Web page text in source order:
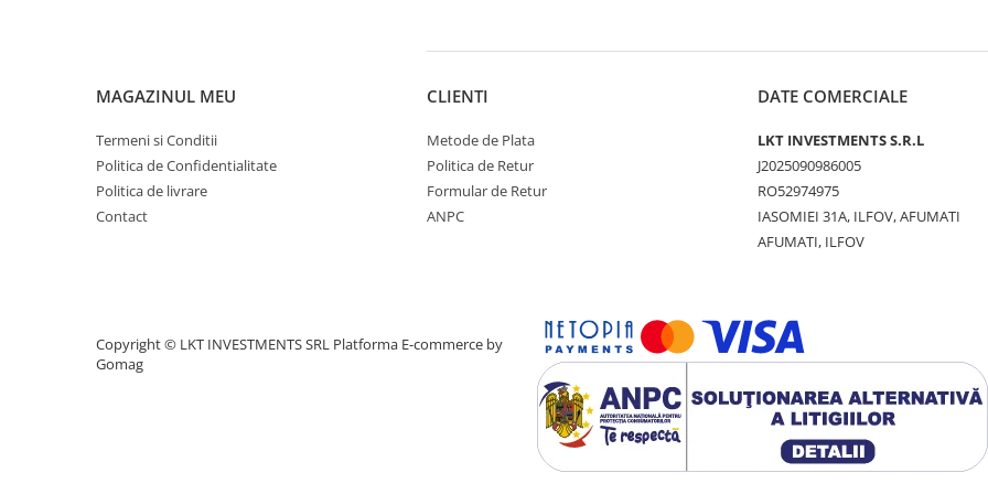
MAGAZINUL MEU
Termeni si Conditii
Politica de Confidentialitate
Politica de livrare
Contact
CLIENTI
Metode de Plata
Politica de Retur
Formular de Retur
ANPC
DATE COMERCIALE
LKT INVESTMENTS S.R.L
J2025090986005
RO52974975
IASOMIEI 31A, ILFOV, AFUMATI
AFUMATI, ILFOV
Copyright © LKT INVESTMENTS SRL Platforma E-commerce by
Gomag